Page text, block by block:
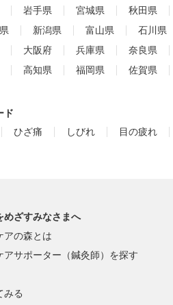
岩手県 宮城県 秋田県
新潟県 富山県 石川県
大阪府 兵庫県 奈良県
高知県 福岡県 佐賀県
ド
ひざ痛 しびれ 目の疲れ
めざすみなさまへ
アの森とは
アサポーター（鍼灸師）を探す
みる